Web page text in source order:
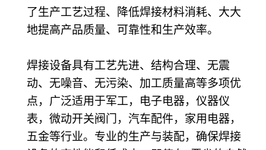
了生产工艺过程、降低焊接材料消耗、大大
地提高产品质量、可靠性和生产效率。
焊接设备具有工艺先进、结构合理、无震
动、无噪音、无污染、加工质量高等多项优
点，广泛适用于军工，电子电器，仪器仪
表，微动开关阀门，汽车配件，家用电器，
五金等行业。专业的生产与装配，确保焊接